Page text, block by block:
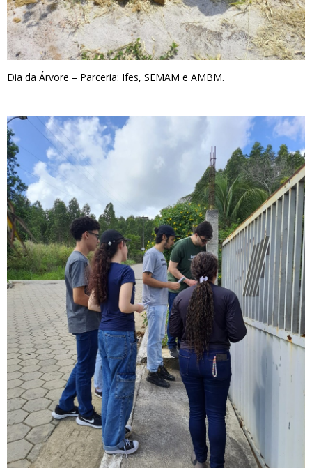
Dia da Árvore – Parceria: Ifes, SEMAM e AMBM.